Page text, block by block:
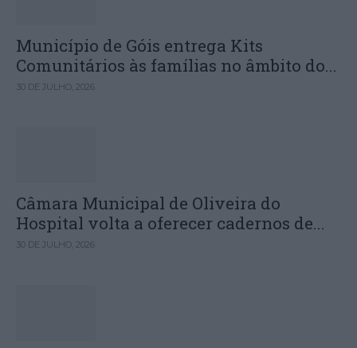
Município de Góis entrega Kits
Comunitários às famílias no âmbito do...
30 DE JULHO, 2026
Câmara Municipal de Oliveira do
Hospital volta a oferecer cadernos de...
30 DE JULHO, 2026